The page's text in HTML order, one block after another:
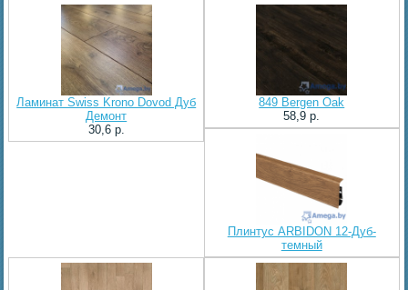
Ламинат Swiss Krono Dovod Дуб
Демонт
30,6 p.
849 Bergen Oak
58,9 p.
Плинтус ARBIDON 12-Дуб-
тeмный